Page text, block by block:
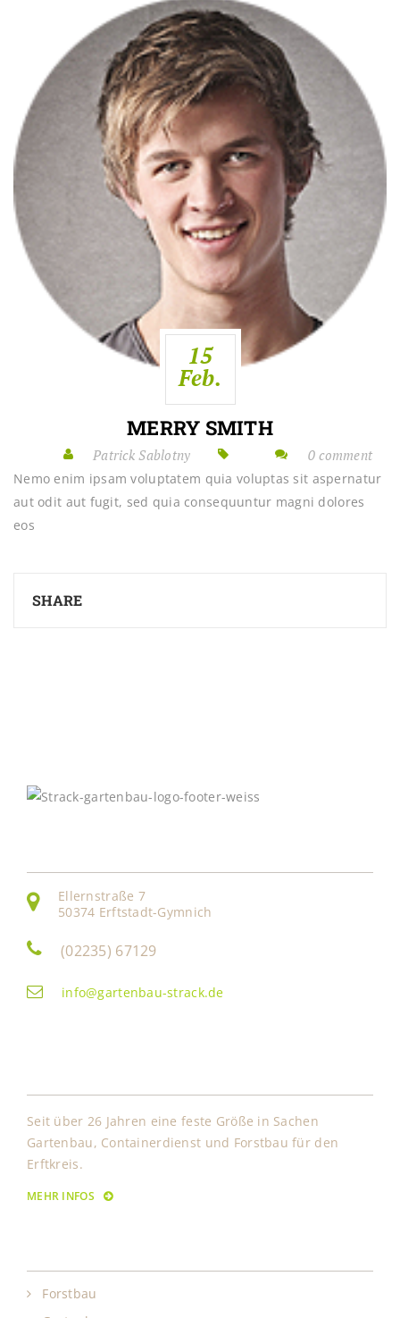
15
Feb.
MERRY SMITH
Patrick Sablotny 0 comment
Nemo enim ipsam voluptatem quia voluptas sit aspernatur
aut odit aut fugit, sed quia consequuntur magni dolores
eos
SHARE
Ellernstraße 7
50374 Erftstadt-Gymnich
(02235) 67129
info@gartenbau-strack.de
Seit über 26 Jahren eine feste Größe in Sachen
Gartenbau, Containerdienst und Forstbau für den
Erftkreis.
MEHR INFOS
Forstbau